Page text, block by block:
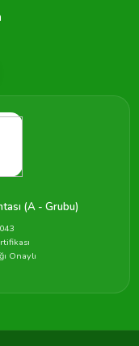
(A - Grubu)
Onaylı